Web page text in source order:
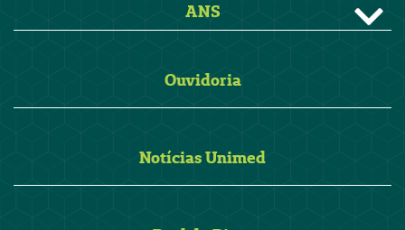
ANS
Ouvidoria
Notícias Unimed